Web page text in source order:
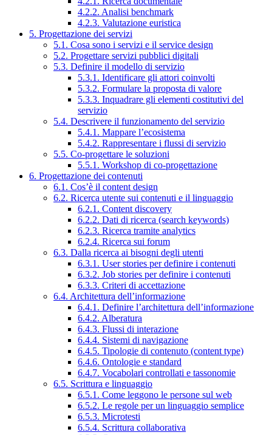
4.2.2. Analisi benchmark
4.2.3. Valutazione euristica
5. Progettazione dei servizi
5.1. Cosa sono i servizi e il service design
5.2. Progettare servizi pubblici digitali
5.3. Definire il modello di servizio
5.3.1. Identificare gli attori coinvolti
5.3.2. Formulare la proposta di valore
5.3.3. Inquadrare gli elementi costitutivi del
servizio
5.4. Descrivere il funzionamento del servizio
5.4.1. Mappare l’ecosistema
5.4.2. Rappresentare i flussi di servizio
5.5. Co-progettare le soluzioni
5.5.1. Workshop di co-progettazione
6. Progettazione dei contenuti
6.1. Cos’è il content design
6.2. Ricerca utente sui contenuti e il linguaggio
6.2.1. Content discovery
6.2.2. Dati di ricerca (search keywords)
6.2.3. Ricerca tramite analytics
6.2.4. Ricerca sui forum
6.3. Dalla ricerca ai bisogni degli utenti
6.3.1. User stories per definire i contenuti
6.3.2. Job stories per definire i contenuti
6.3.3. Criteri di accettazione
6.4. Architettura dell’informazione
6.4.1. Definire l’architettura dell’informazione
6.4.2. Alberatura
6.4.3. Flussi di interazione
6.4.4. Sistemi di navigazione
6.4.5. Tipologie di contenuto (content type)
6.4.6. Ontologie e standard
6.4.7. Vocabolari controllati e tassonomie
6.5. Scrittura e linguaggio
6.5.1. Come leggono le persone sul web
6.5.2. Le regole per un linguaggio semplice
6.5.3. Microtesti
6.5.4. Scrittura collaborativa